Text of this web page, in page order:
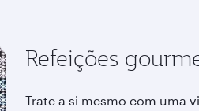
Refeições
Trate a si mesmo com uma